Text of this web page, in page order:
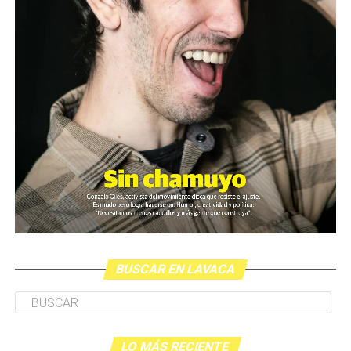
Un rato antes de la hora pautada para la presentación,
María se acercó a la gente que se había juntado a hojear
y comprar ejemplares del libro exhibido sobre una mesa
en uno de los patios de la Manzana de las Luces. Con un
impactante vestido largo negro, con apliques
multicolores en el cuello y al final de la falda, se dedicó a
saludar, abrazar, sacarse fotos y firmar los libros de cada
una de las personas que la rodeaban. Les preguntaba sus
uno. “Ama de casa, y tengo tres niños”, dijo otra.
“Estudiante”, dijo una adolescente. “Estoy acá por mi
hija, por ella te conocí. Vive en Francia, le voy a mandar
el libro: no lo va a poder creer”, dice una señora que no
para de sonreír mientras le acerca el libro para que
BUSCAR EN LAVACA
LO MÁS RECIENTE